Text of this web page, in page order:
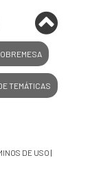
TEMÁTICAS
DE USO |